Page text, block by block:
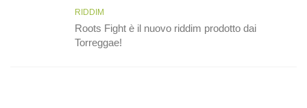
RIDDIM
Roots Fight è il nuovo riddim prodotto dai
Torreggae!